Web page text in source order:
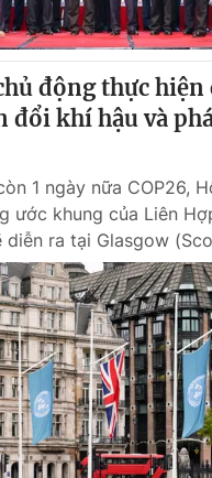
động thực hiện
đổi khí hậu và
1 ngày nữa COP26,
ước khung của Liên
diễn ra tại Glasgow